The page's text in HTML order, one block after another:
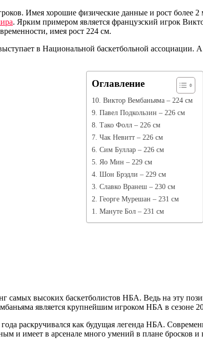
Имея хорошие физические данные и рост более
. Ярким примером является французский игрок
имея рост 224 см.
в Национальной баскетбольной ассоциации.
Оглавление
10. Виктор Вембаньяма – 224 см
9. Павел Подкользин – 226 см
8. Тако Фолл – 226 см
7. Чак Невитт – 226 см
6. Сим Буллар – 226 см
5. Яо Мин – 229 см
4. Шон Брэдли – 229 см
3. Славко Вранеш – 230 см
2. Георге Мурешан – 231 см
1. Мануте Бол – 231 см
самых высоких баскетболистов НБА. Ведь на эту
является крупнейшим игроком НБА в сезоне
раскручивался как будущая легенда НБА.
и имеет в арсенале много умений в плане бросков